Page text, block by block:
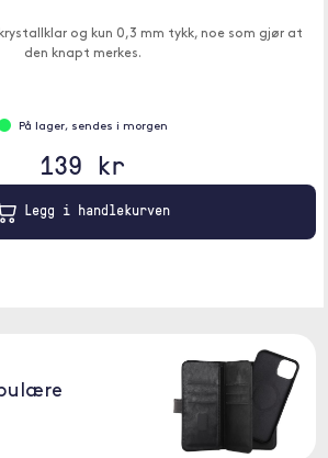
og kun 0,3 mm tykk, noe som gjør at
den knapt merkes.
På lager, sendes i morgen
139 kr
Legg i handlekurven